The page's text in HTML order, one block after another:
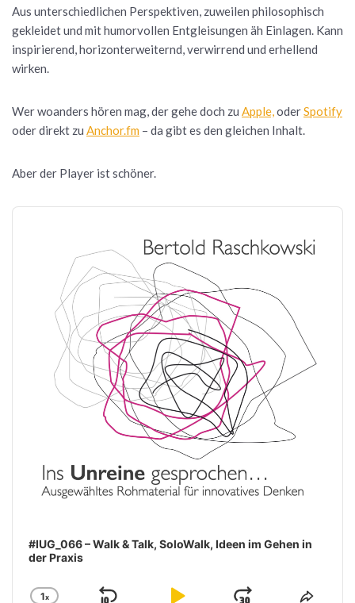
Aus unterschiedlichen Perspektiven, zuweilen philosophisch
gekleidet und mit humorvollen Entgleisungen äh Einlagen. Kann
inspirierend, horizonterweiternd, verwirrend und erhellend
wirken.
Wer woanders hören mag, der gehe doch zu Apple,oderSpotify
oder direkt zu Anchor.fm – da gibt es den gleichen Inhalt.
Aber der Player ist schöner.
Audio
#IUG_066 – Walk & Talk, SoloWalk, Ideen im Gehen in
der Praxis
1x